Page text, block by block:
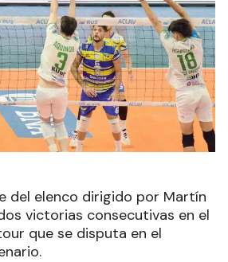
del elenco dirigido por Martín
victorias consecutivas en el
que se disputa en el